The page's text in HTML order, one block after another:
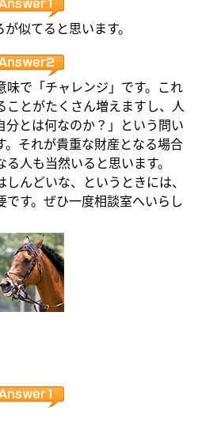
似てると思います。
味で「チャレンジ」です。これ
ことがたくさん増えますし、人
分とは何なのか？」という問い
。それが貴重な財産となる場合
人も当然いると思います。
んどいな、というときには、
す。ぜひ一度相談室へいらし